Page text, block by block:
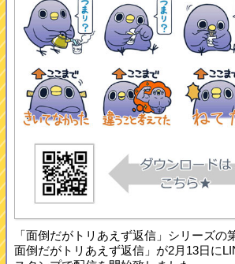
「面倒だがトリあえず返信」シリーズの
面倒だがトリあえず返信」が2月13日に